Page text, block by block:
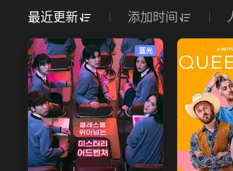
最近更新 添加时间
蓝光